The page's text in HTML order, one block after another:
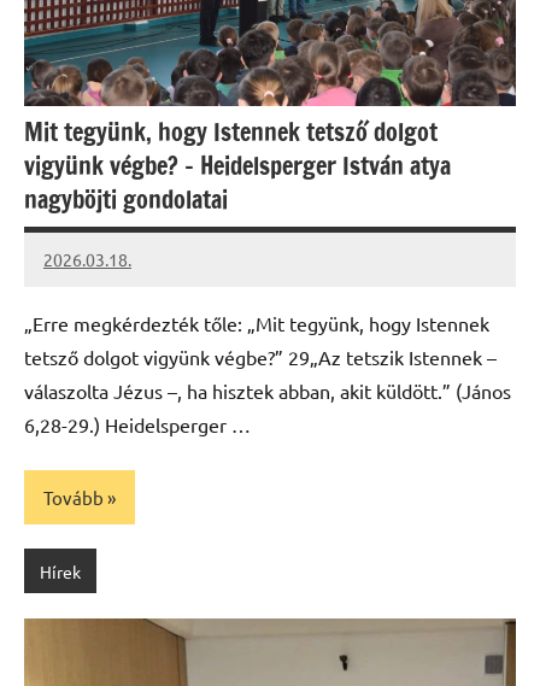
Mit tegyünk, hogy Istennek tetsző dolgot
vigyünk végbe? – Heidelsperger István atya
nagyböjti gondolatai
2026.03.18.
Leiszt
„Erre megkérdezték tőle: „Mit tegyünk, hogy Istennek
tetsző dolgot vigyünk végbe?” 29„Az tetszik Istennek –
válaszolta Jézus –, ha hisztek abban, akit küldött.” (János
6,28-29.) Heidelsperger …
Tovább
Hírek